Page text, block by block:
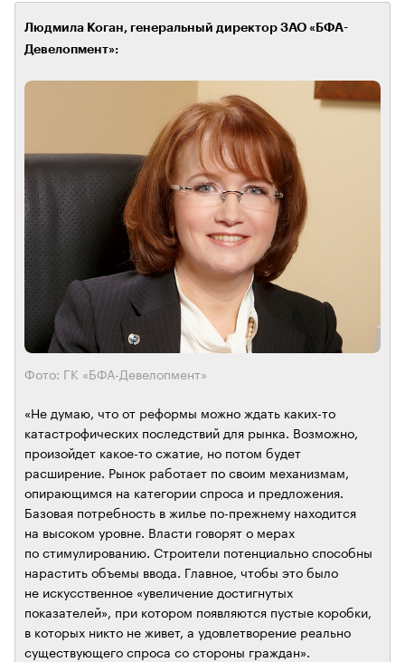
Людмила Коган, генеральный директор ЗАО «БФА-
Девелопмент»:
Фото: ГК «БФА-Девелопмент»
«Не думаю, что от реформы можно ждать каких-то
катастрофических последствий для рынка. Возможно,
произойдет какое-то сжатие, но потом будет
расширение. Рынок работает по своим механизмам,
опирающимся на категории спроса и предложения.
Базовая потребность в жилье по-прежнему находится
на высоком уровне. Власти говорят о мерах
по стимулированию. Строители потенциально способны
нарастить объемы ввода. Главное, чтобы это было
не искусственное «увеличение достигнутых
показателей», при котором появляются пустые коробки,
в которых никто не живет, а удовлетворение реально
существующего спроса со стороны граждан».